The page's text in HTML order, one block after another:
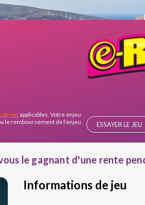
de jeuapplicables. Votre enjeu
le remboursement de l’enjeu
ESSAYER LE JEU
le gagnant d'une rente
Informations de jeu